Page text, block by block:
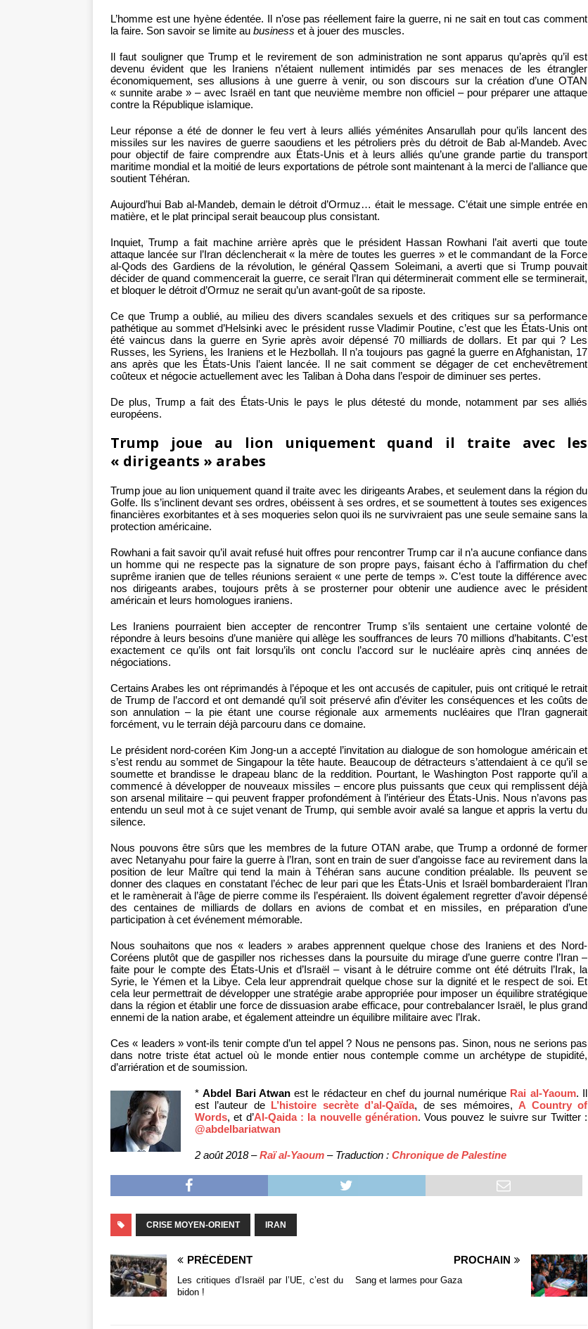
L’homme est une hyène édentée. Il n’ose pas réellement faire la guerre, ni ne sait en tout cas comment
la faire. Son savoir se limite au business et à jouer des muscles.
Il faut souligner que Trump et le revirement de son administration ne sont apparus qu’après qu’il est
devenu évident que les Iraniens n’étaient nullement intimidés par ses menaces de les étrangler
économiquement, ses allusions à une guerre à venir, ou son discours sur la création d’une OTAN
« sunnite arabe » – avec Israël en tant que neuvième membre non officiel – pour préparer une attaque
contre la République islamique.
Leur réponse a été de donner le feu vert à leurs alliés yéménites Ansarullah pour qu’ils lancent des
missiles sur les navires de guerre saoudiens et les pétroliers près du détroit de Bab al-Mandeb. Avec
pour objectif de faire comprendre aux États-Unis et à leurs alliés qu’une grande partie du transport
maritime mondial et la moitié de leurs exportations de pétrole sont maintenant à la merci de l’alliance que
soutient Téhéran.
Aujourd’hui Bab al-Mandeb, demain le détroit d’Ormuz… était le message. C’était une simple entrée en
matière, et le plat principal serait beaucoup plus consistant.
Inquiet, Trump a fait machine arrière après que le président Hassan Rowhani l’ait averti que toute
attaque lancée sur l’Iran déclencherait « la mère de toutes les guerres » et le commandant de la Force
al-Qods des Gardiens de la révolution, le général Qassem Soleimani, a averti que si Trump pouvait
décider de quand commencerait la guerre, ce serait l’Iran qui déterminerait comment elle se terminerait,
et bloquer le détroit d’Ormuz ne serait qu’un avant-goût de sa riposte.
Ce que Trump a oublié, au milieu des divers scandales sexuels et des critiques sur sa performance
pathétique au sommet d’Helsinki avec le président russe Vladimir Poutine, c’est que les États-Unis ont
été vaincus dans la guerre en Syrie après avoir dépensé 70 milliards de dollars. Et par qui ? Les
Russes, les Syriens, les Iraniens et le Hezbollah. Il n’a toujours pas gagné la guerre en Afghanistan, 17
ans après que les États-Unis l’aient lancée. Il ne sait comment se dégager de cet enchevêtrement
coûteux et négocie actuellement avec les Taliban à Doha dans l’espoir de diminuer ses pertes.
De plus, Trump a fait des États-Unis le pays le plus détesté du monde, notamment par ses alliés
européens.
Trump joue au lion uniquement quand il traite avec les
« dirigeants » arabes
Trump joue au lion uniquement quand il traite avec les dirigeants Arabes, et seulement dans la région du
Golfe. Ils s’inclinent devant ses ordres, obéissent à ses ordres, et se soumettent à toutes ses exigences
financières exorbitantes et à ses moqueries selon quoi ils ne survivraient pas une seule semaine sans la
protection américaine.
Rowhani a fait savoir qu’il avait refusé huit offres pour rencontrer Trump car il n’a aucune confiance dans
un homme qui ne respecte pas la signature de son propre pays, faisant écho à l’affirmation du chef
suprême iranien que de telles réunions seraient « une perte de temps ». C’est toute la différence avec
nos dirigeants arabes, toujours prêts à se prosterner pour obtenir une audience avec le président
américain et leurs homologues iraniens.
Les Iraniens pourraient bien accepter de rencontrer Trump s’ils sentaient une certaine volonté de
répondre à leurs besoins d’une manière qui allège les souffrances de leurs 70 millions d’habitants. C’est
exactement ce qu’ils ont fait lorsqu’ils ont conclu l’accord sur le nucléaire après cinq années de
négociations.
Certains Arabes les ont réprimandés à l’époque et les ont accusés de capituler, puis ont critiqué le retrait
de Trump de l’accord et ont demandé qu’il soit préservé afin d’éviter les conséquences et les coûts de
son annulation – la pie étant une course régionale aux armements nucléaires que l’Iran gagnerait
forcément, vu le terrain déjà parcouru dans ce domaine.
Le président nord-coréen Kim Jong-un a accepté l’invitation au dialogue de son homologue américain et
s’est rendu au sommet de Singapour la tête haute. Beaucoup de détracteurs s’attendaient à ce qu’il se
soumette et brandisse le drapeau blanc de la reddition. Pourtant, le Washington Post rapporte qu’il a
commencé à développer de nouveaux missiles – encore plus puissants que ceux qui remplissent déjà
son arsenal militaire – qui peuvent frapper profondément à l’intérieur des États-Unis. Nous n’avons pas
entendu un seul mot à ce sujet venant de Trump, qui semble avoir avalé sa langue et appris la vertu du
silence.
Nous pouvons être sûrs que les membres de la future OTAN arabe, que Trump a ordonné de former
avec Netanyahu pour faire la guerre à l’Iran, sont en train de suer d’angoisse face au revirement dans la
position de leur Maître qui tend la main à Téhéran sans aucune condition préalable. Ils peuvent se
donner des claques en constatant l’échec de leur pari que les États-Unis et Israël bombarderaient l’Iran
et le ramènerait à l’âge de pierre comme ils l’espéraient. Ils doivent également regretter d’avoir dépensé
des centaines de milliards de dollars en avions de combat et en missiles, en préparation d’une
participation à cet événement mémorable.
Nous souhaitons que nos « leaders » arabes apprennent quelque chose des Iraniens et des Nord-
Coréens plutôt que de gaspiller nos richesses dans la poursuite du mirage d’une guerre contre l’Iran –
faite pour le compte des États-Unis et d’Israël – visant à le détruire comme ont été détruits l’Irak, la
Syrie, le Yémen et la Libye. Cela leur apprendrait quelque chose sur la dignité et le respect de soi. Et
cela leur permettrait de développer une stratégie arabe appropriée pour imposer un équilibre stratégique
dans la région et établir une force de dissuasion arabe efficace, pour contrebalancer Israël, le plus grand
ennemi de la nation arabe, et également atteindre un équilibre militaire avec l’Irak.
Ces « leaders » vont-ils tenir compte d’un tel appel ? Nous ne pensons pas. Sinon, nous ne serions pas
dans notre triste état actuel où le monde entier nous contemple comme un archétype de stupidité,
d’arriération et de soumission.
*Abdel Bari Atwanest le rédacteur en chef du journal numérique Rai al-Yaoum. Il
est l’auteur de L’histoire secrète d’al-Qaïda, de ses mémoires, A Country of
Words, et d’Al-Qaida : la nouvelle génération. Vous pouvez le suivre sur Twitter :
@abdelbariatwan
2 août 2018 –Raï al-Yaoum – Traduction : Chronique de Palestine
CRISE MOYEN-ORIENT IRAN
PRÉCÉDENT
Les critiques d’Israël par l’UE, c’est du
bidon !
PROCHAIN
Sang et larmes pour Gaza